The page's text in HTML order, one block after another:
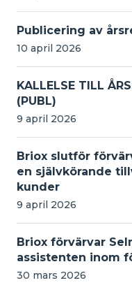
Publicering av
10 april 2026
KALLELSE TILL
(PUBL)
9 april 2026
Briox slutför
en självkörande
kunder
9 april 2026
Briox förvärvar
assistenten inom
30 mars 2026